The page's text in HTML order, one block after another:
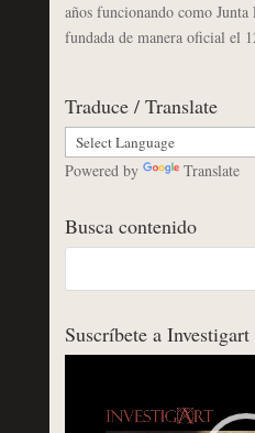
años funcionando como
fundada de manera oficial el
Traduce / Translate
Powered by Translate
Busca contenido
Suscríbete a Investigart